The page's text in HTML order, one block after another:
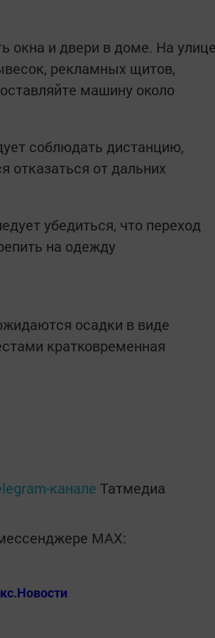
окна и двери в доме. На
рекламных щитов,
машину около
соблюдать дистанцию,
отказаться от дальних
убедиться, что переход
на одежду
осадки в виде
кратковременная
канале Татмедиа
MАХ: